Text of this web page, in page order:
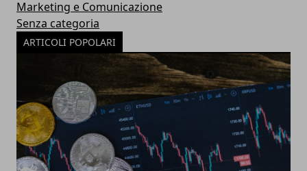
Marketing e Comunicazione
Senza categoria
ARTICOLI POPOLARI